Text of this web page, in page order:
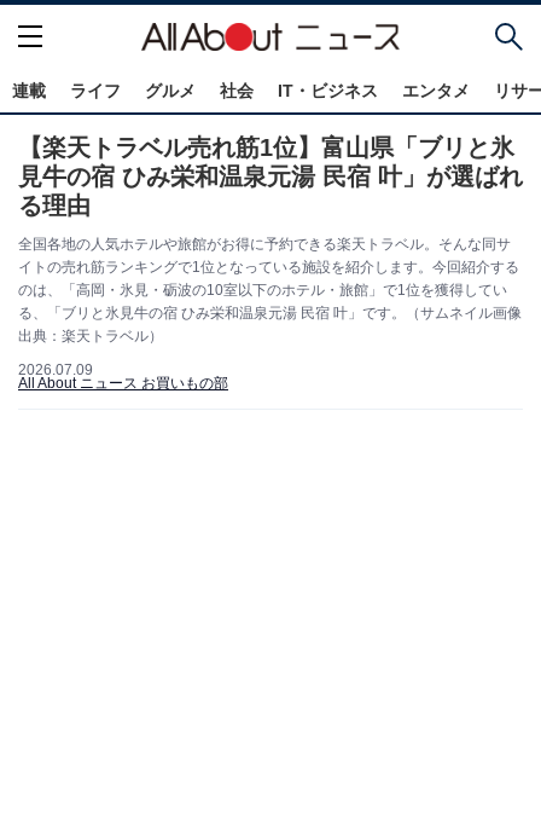
連載 ライフ グルメ 社会 IT・ビジネス エンタメ リサ
【楽天トラベル売れ筋1位】富山県「ブリと氷
見牛の宿 ひみ栄和温泉元湯 民宿 叶」が選ばれ
る理由
全国各地の人気ホテルや旅館がお得に予約できる楽天トラベル。そんな同サ
イトの売れ筋ランキングで1位となっている施設を紹介します。今回紹介する
のは、「高岡・氷見・砺波の10室以下のホテル・旅館」で1位を獲得してい
る、「ブリと氷見牛の宿 ひみ栄和温泉元湯 民宿 叶」です。（サムネイル画像
出典：楽天トラベル）
2026.07.09
All About ニュース お買いもの部